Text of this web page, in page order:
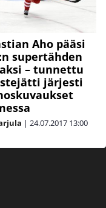
Aho pääsi
supertähden
– tunnettu
järjesti
| 24.07.2017 13:00